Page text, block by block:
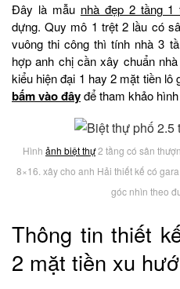
Đây là mẫu nhà đẹp 2 tầng 1
dựng. Quy mô 1 trệt 2 lầu có
vuông thi công thì tính nhà 3
hợp anh chị cần xây chuẩn
kiểu hiện đại 1 hay 2 mặt tiền
bấm vào đâyđể tham khảo
Hình ảnh biệt thự2 tầng có sân
8×16. xây cho anh Hải thiết kế có
góc nhìn theo
Thông tin thiết
2 mặt tiền xu